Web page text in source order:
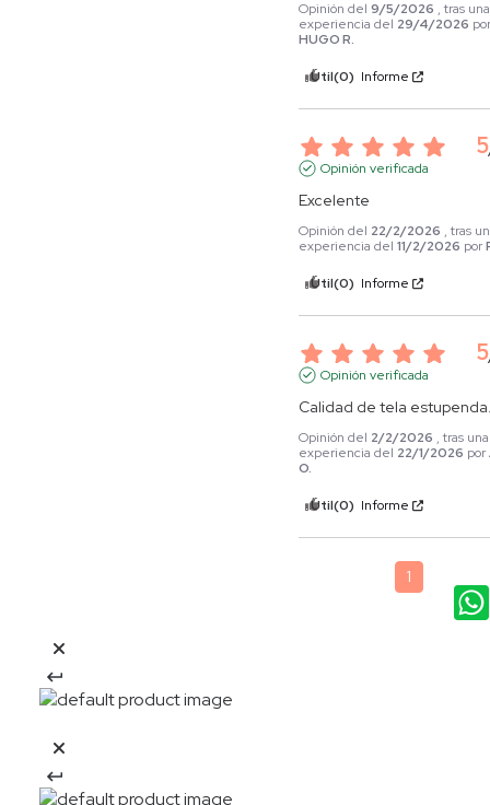
Opinión del9/5/2026 , tras una
experiencia del 29/4/2026
HUGO R.
Útil(0) Informe
5
Opinión verificada
Excelente
Opinión del 22/2/2026 , tras
experiencia del11/2/2026 por
Útil(0) Informe
5
Opinión verificada
Calidad de tela
Opinión del 2/2/2026 , tras una
experiencia del 22/1/2026 por
O.
Útil(0) Informe
1